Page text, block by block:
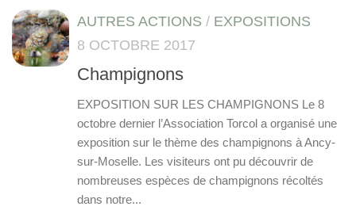
AUTRES ACTIONS / EXPOSITIONS
8 OCTOBRE 2017
Champignons
EXPOSITION SUR LES CHAMPIGNONS Le 8
octobre dernier l’Association Torcol a organisé une
exposition sur le thème des champignons à Ancy-
sur-Moselle. Les visiteurs ont pu découvrir de
nombreuses espèces de champignons récoltés
dans notre...